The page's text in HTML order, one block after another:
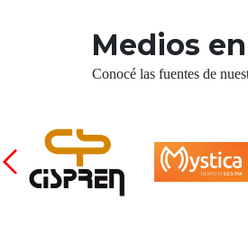
Medios
Conocé las fuentes de